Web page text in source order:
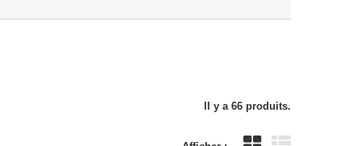
Il y a 66 produits.